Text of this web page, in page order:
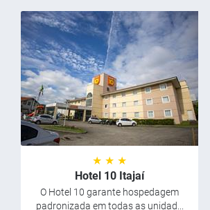
★ ★ ★
Hotel 10 Itajaí
O Hotel 10 garante hospedagem
padronizada em todas as unidad...